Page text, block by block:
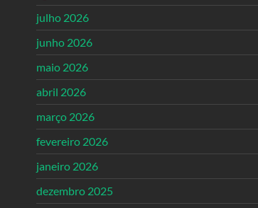
julho 2026
junho 2026
maio 2026
abril 2026
março 2026
fevereiro 2026
janeiro 2026
dezembro 2025